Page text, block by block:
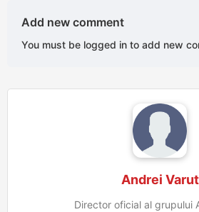
Add new comment
You must be logged in to add new
Andrei Varut
Director oficial al grupului